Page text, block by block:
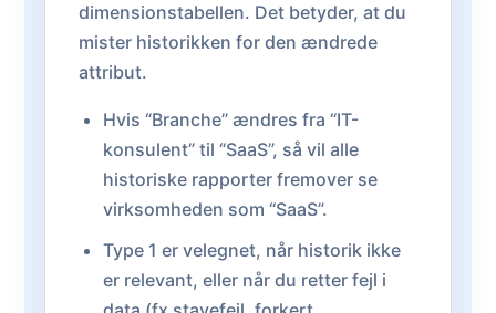
dimensionstabellen. Det betyder, at du
mister historikken for den ændrede
attribut.
Hvis “Branche” ændres fra “IT-
konsulent” til “SaaS”, så vil alle
historiske rapporter fremover se
virksomheden som “SaaS”.
Type 1 er velegnet, når historik ikke
er relevant, eller når du retter fejl i